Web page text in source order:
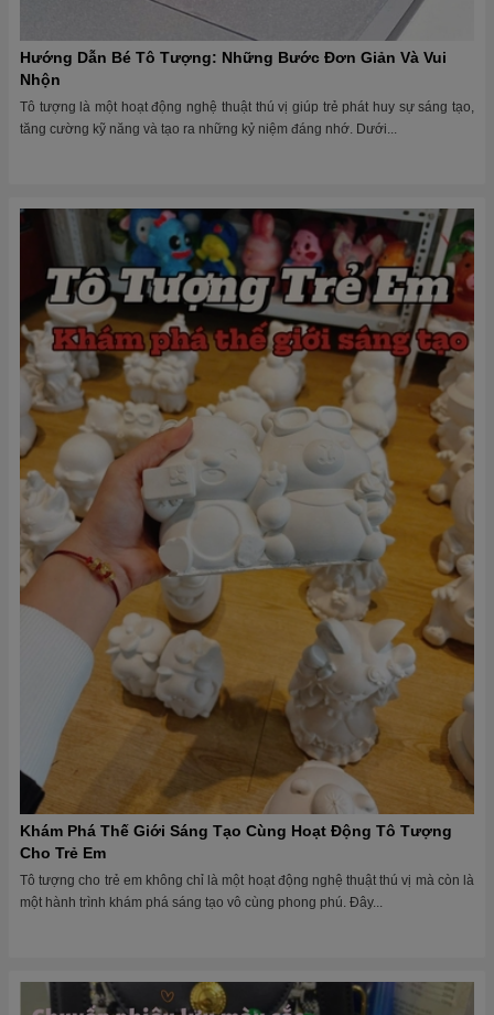
Hướng Dẫn Bé Tô Tượng: Những Bước Đơn Giản Và Vui
Nhộn
Tô tượng là một hoạt động nghệ thuật thú vị giúp trẻ phát huy sự sáng tạo,
tăng cường kỹ năng và tạo ra những kỷ niệm đáng nhớ. Dưới...
Khám Phá Thế Giới Sáng Tạo Cùng Hoạt Động Tô Tượng
Cho Trẻ Em
Tô tượng cho trẻ em không chỉ là một hoạt động nghệ thuật thú vị mà còn là
một hành trình khám phá sáng tạo vô cùng phong phú. Đây...